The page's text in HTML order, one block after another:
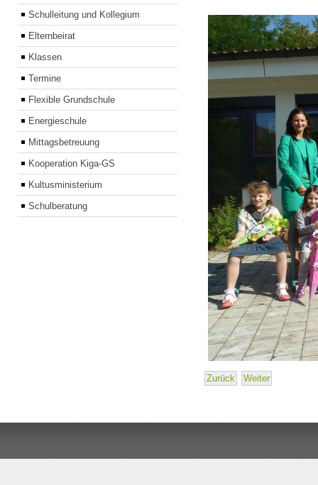
Schulleitung und Kollegium
Elternbeirat
Klassen
Termine
Flexible Grundschule
Energieschule
Mittagsbetreuung
Kooperation Kiga-GS
Kultusministerium
Schulberatung
Zurück Weiter